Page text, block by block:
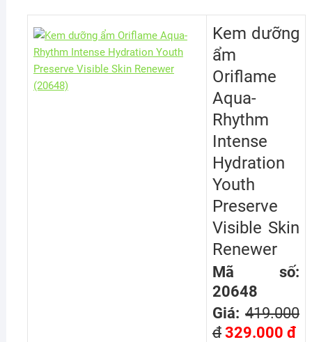
Kem dưỡng
ẩm
Oriflame
Aqua-
Rhythm
Intense
Hydration
Youth
Preserve
Visible Skin
Renewer
Mã số:
20648
Giá: 419.000
đ329.000 đ